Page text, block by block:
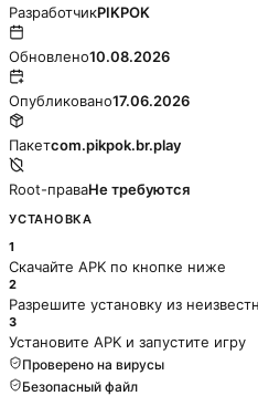
РазработчикPIKPOK
Обновлено10.08.2026
Опубликовано17.06.2026
Пакетcom.pikpok.br.play
Root-праваНе требуются
УСТАНОВКА
1
Скачайте APK по кнопке ниже
2
Разрешите установку из
3
Установите APK и запустите игру
Проверено на вирусы
Безопасный файл